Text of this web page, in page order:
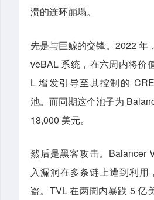
溃的连环崩塌。
先是与巨鲸的交锋。2022 年
veBAL 系统，在六周内将价
L 增发引导至其控制的
池。而同期这个池子为
18,000 美元。
然后是黑客攻击。Balancer
入漏洞在多条链上遭到利用
盗。TVL 在两周内暴跌 5 亿